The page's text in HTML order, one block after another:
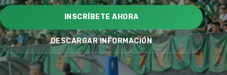
INSCRÍBETE AHORA
DESCARGAR INFORMACIÓN